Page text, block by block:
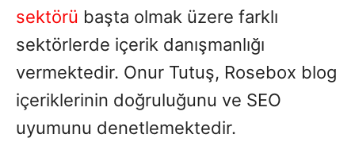
sektörü başta olmak üzere farklı
sektörlerde içerik danışmanlığı
vermektedir. Onur Tutuş, Rosebox blog
içeriklerinin doğruluğunu ve SEO
uyumunu denetlemektedir.